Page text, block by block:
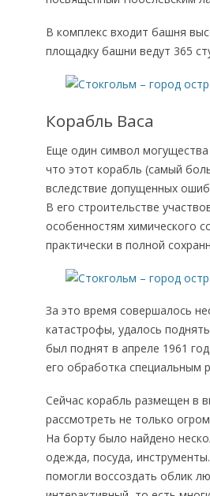
В комплекс входит башня
площадку башни ведут 365
Корабль Васа
Еще один символ
что этот корабль (самый
вследствие допущенных
В его строительстве
особенностям химического
практически в полной
За это время совершалось
катастрофы, удалось
был поднят в апреле 1961
его обработка специальным
Сейчас корабль размещен в
рассмотреть не только
На борту было найдено
одежда, посуда,
помогли воссоздать облик